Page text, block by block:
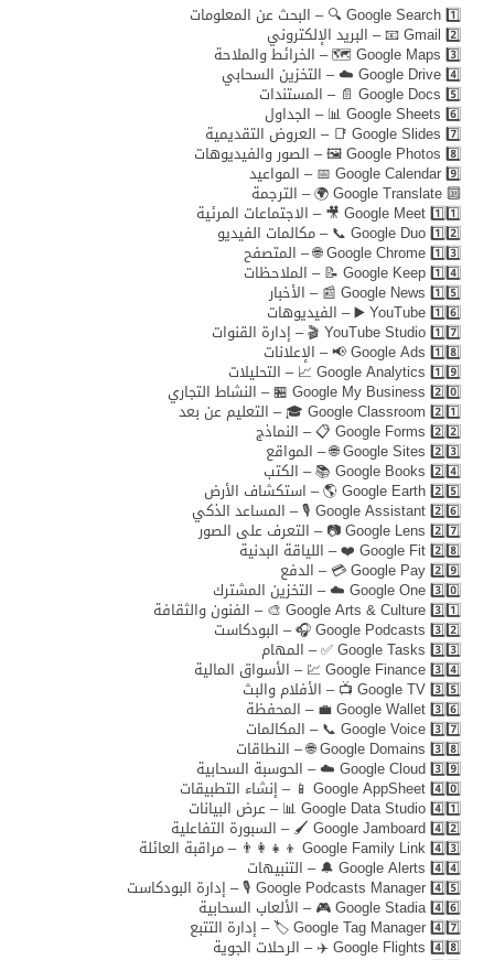
1️⃣ Google Search 🔍 – البحث عن المعلومات
2️⃣ Gmail 📧 – البريد الإلكتروني
3️⃣ Google Maps 🗺️ – الخرائط والملاحة
4️⃣ Google Drive ☁️ – التخزين السحابي
5️⃣ Google Docs 📄 – المستندات
6️⃣ Google Sheets 📊 – الجداول
7️⃣ Google Slides 📑 – العروض التقديمية
8️⃣ Google Photos 🖼️ – الصور والفيديوهات
9️⃣ Google Calendar 📅 – المواعيد
🔟 Google Translate 🌍 – الترجمة
1️⃣1️⃣ Google Meet 🎥 – الاجتماعات المرئية
1️⃣2️⃣ Google Duo 📞 – مكالمات الفيديو
1️⃣3️⃣ Google Chrome 🌐 – المتصفح
1️⃣4️⃣ Google Keep 📝 – الملاحظات
1️⃣5️⃣ Google News 📰 – الأخبار
1️⃣6️⃣ YouTube ▶️ – الفيديوهات
1️⃣7️⃣ YouTube Studio 🎬 – إدارة القنوات
1️⃣8️⃣ Google Ads 📢 – الإعلانات
1️⃣9️⃣ Google Analytics 📈 – التحليلات
2️⃣0️⃣ Google My Business 🏪 – النشاط التجاري
2️⃣1️⃣ Google Classroom 🎓 – التعليم عن بعد
2️⃣2️⃣ Google Forms 📋 – النماذج
2️⃣3️⃣ Google Sites 🌐 – المواقع
2️⃣4️⃣ Google Books 📚 – الكتب
2️⃣5️⃣ Google Earth 🌎 – استكشاف الأرض
2️⃣6️⃣ Google Assistant 🎙️ – المساعد الذكي
2️⃣7️⃣ Google Lens 📷 – التعرف على الصور
2️⃣8️⃣ Google Fit ❤️ – اللياقة البدنية
2️⃣9️⃣ Google Pay 💳 – الدفع
3️⃣0️⃣ Google One ☁️ – التخزين المشترك
3️⃣1️⃣ Google Arts & Culture 🎨 – الفنون والثقافة
3️⃣2️⃣ Google Podcasts 🎧 – البودكاست
3️⃣3️⃣ Google Tasks ✅ – المهام
3️⃣4️⃣ Google Finance 💹 – الأسواق المالية
3️⃣5️⃣ Google TV 📺 – الأفلام والبث
3️⃣6️⃣ Google Wallet 💼 – المحفظة
3️⃣7️⃣ Google Voice 📞 – المكالمات
3️⃣8️⃣ Google Domains 🌐 – النطاقات
3️⃣9️⃣ Google Cloud ☁️ – الحوسبة السحابية
4️⃣0️⃣ Google AppSheet 📱 – إنشاء التطبيقات
4️⃣1️⃣ Google Data Studio 📊 – عرض البيانات
4️⃣2️⃣ Google Jamboard 🖌️ – السبورة التفاعلية
4️⃣3️⃣ Google Family Link 👨‍👩‍👧‍👦 – مراقبة العائلة
4️⃣4️⃣ Google Alerts 🔔 – التنبيهات
4️⃣5️⃣ Google Podcasts Manager 🎙️ – إدارة البودكاست
4️⃣6️⃣ Google Stadia 🎮 – الألعاب السحابية
4️⃣7️⃣ Google Tag Manager 🏷️ – إدارة التتبع
4️⃣8️⃣ Google Flights ✈️ – الرحلات الجوية